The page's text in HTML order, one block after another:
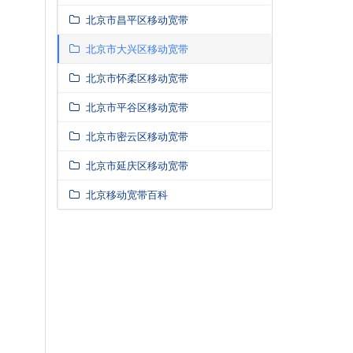
北京市昌平区移动宽带
北京市大兴区移动宽带
北京市怀柔区移动宽带
北京市平谷区移动宽带
北京市密云区移动宽带
北京市延庆区移动宽带
北京移动宽带百科